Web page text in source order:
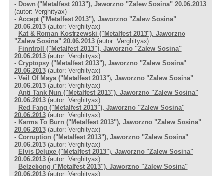
- Down ("Metalfest 2013"), Jaworzno "Zalew Sosina" 20.06.2013
(autor: Verghityax)
- Accept ("Metalfest 2013"), Jaworzno "Zalew Sosina"
20.06.2013(autor: Verghityax)
- Kat & Roman Kostrzewski ("Metalfest 2013"), Jaworzno
"Zalew Sosina" 20.06.2013(autor: Verghityax)
- Finntroll ("Metalfest 2013"), Jaworzno "Zalew Sosina"
20.06.2013(autor: Verghityax)
- Cryptopsy ("Metalfest 2013"), Jaworzno "Zalew Sosina"
20.06.2013(autor: Verghityax)
- Veil Of Maya ("Metalfest 2013"), Jaworzno "Zalew Sosina"
20.06.2013(autor: Verghityax)
- Anti Tank Nun ("Metalfest 2013"), Jaworzno "Zalew Sosina"
20.06.2013(autor: Verghityax)
- Red Fang ("Metalfest 2013"), Jaworzno "Zalew Sosina"
20.06.2013(autor: Verghityax)
- Karma To Burn ("Metalfest 2013"), Jaworzno "Zalew Sosina"
20.06.2013(autor: Verghityax)
- Corruption ("Metalfest 2013"), Jaworzno "Zalew Sosina"
20.06.2013(autor: Verghityax)
- Elvis Deluxe ("Metalfest 2013"), Jaworzno "Zalew Sosina"
20.06.2013(autor: Verghityax)
- Belzebong ("Metalfest 2013"), Jaworzno "Zalew Sosina"
20.06.2013(autor: Verghityax)